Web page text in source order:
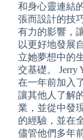
和身心靈連結
張而設計的技
有力的影響，
以更好地發展
立她夢想中的
交基礎。 Jerry
在一年前加入
讓其他人了解
業，並從中發
的經驗，並在
儘管他們多年